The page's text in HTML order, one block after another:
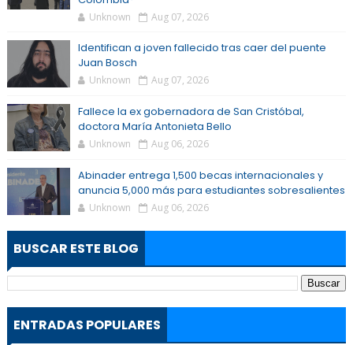
Unknown Aug 07, 2026
Identifican a joven fallecido tras caer del puente
Juan Bosch
Unknown Aug 07, 2026
Fallece la ex gobernadora de San Cristóbal,
doctora María Antonieta Bello
Unknown Aug 06, 2026
Abinader entrega 1,500 becas internacionales y
anuncia 5,000 más para estudiantes sobresalientes
Unknown Aug 06, 2026
BUSCAR ESTE BLOG
ENTRADAS POPULARES